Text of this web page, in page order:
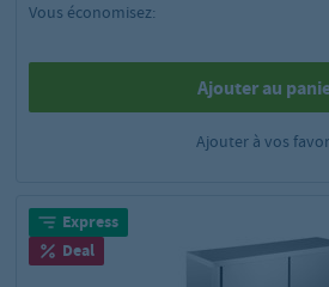
Vous économisez:
Ajouter au
Ajouter à vos
Express
Deal